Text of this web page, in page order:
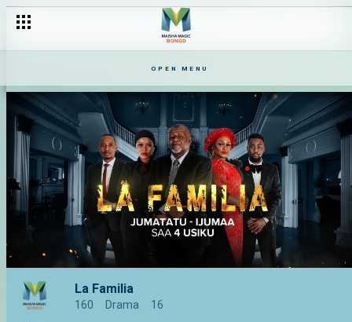
OPEN MENU
La Familia
160 Drama 16